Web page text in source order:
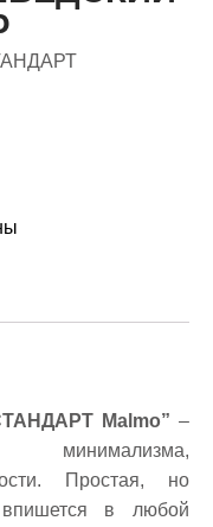
Malmo” –
минимализма,
Простая, но
в любой